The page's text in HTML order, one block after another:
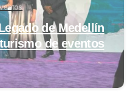
de Medellín
de eventos